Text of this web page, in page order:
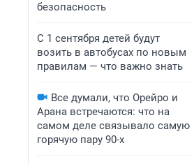
безопасность
С 1 сентября детей будут
возить в автобусах по новым
правилам — что важно знать
Все думали, что Орейро и
Арана встречаются: что на
самом деле связывало самую
горячую пару 90-х